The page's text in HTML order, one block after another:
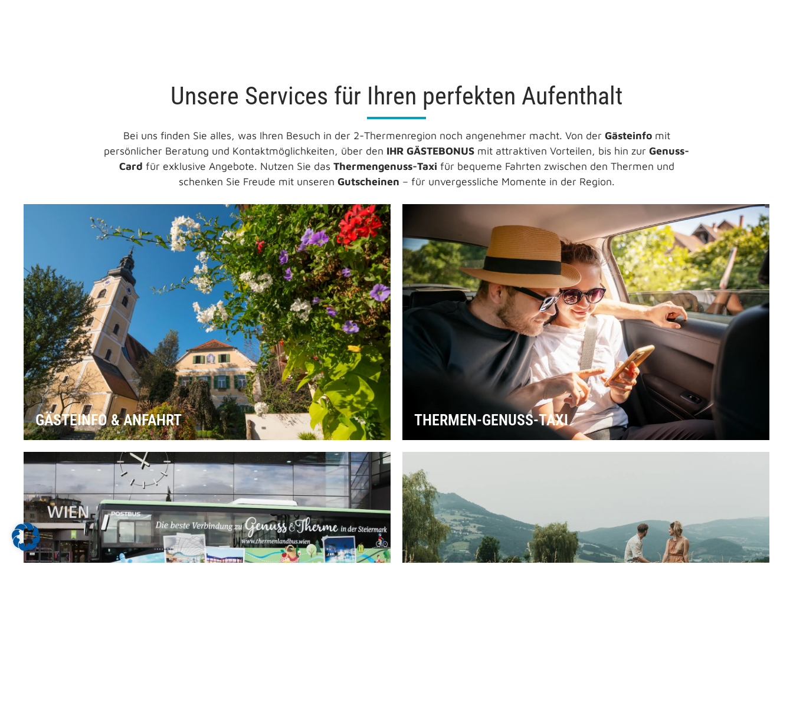
Unsere Services für Ihren perfekten Aufenthalt
Bei uns finden Sie alles, was Ihren Besuch in der 2-Thermenregion noch angenehmer macht. Von der Gästeinfo mit
persönlicher Beratung und Kontaktmöglichkeiten, über den IHR GÄSTEBONUS mit attraktiven Vorteilen, bis hin zur Genuss-
Card für exklusive Angebote. Nutzen Sie das Thermengenuss-Taxi für bequeme Fahrten zwischen den Thermen und
schenken Sie Freude mit unseren Gutscheinen – für unvergessliche Momente in der Region.
GÄSTEINFO & ANFAHRT THERMEN-GENUSS-TAXI